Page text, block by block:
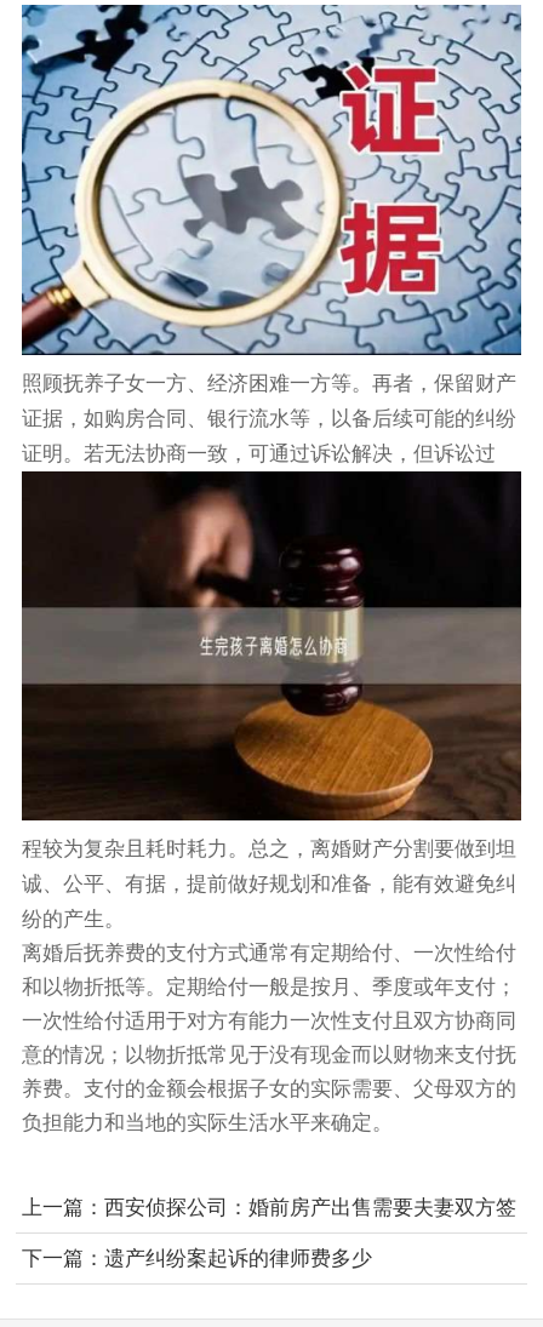
照顾抚养子女一方、经济困难一方等。再者，保留财产
证据，如购房合同、银行流水等，以备后续可能的纠纷
证明。若无法协商一致，可通过诉讼解决，但诉讼过
程较为复杂且耗时耗力。总之，离婚财产分割要做到坦
诚、公平、有据，提前做好规划和准备，能有效避免纠
纷的产生。
离婚后抚养费的支付方式通常有定期给付、一次性给付
和以物折抵等。定期给付一般是按月、季度或年支付；
一次性给付适用于对方有能力一次性支付且双方协商同
意的情况；以物折抵常见于没有现金而以财物来支付抚
养费。支付的金额会根据子女的实际需要、父母双方的
负担能力和当地的实际生活水平来确定。
上一篇： 西安侦探公司：婚前房产出售需要夫妻双方签
字吗
下一篇： 遗产纠纷案起诉的律师费多少